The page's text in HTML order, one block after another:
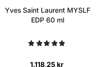
Yves Saint Laurent MYSLF
EDP 60 ml
1.118,25 kr